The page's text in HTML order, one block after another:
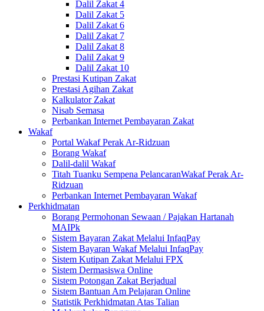
Dalil Zakat 4
Dalil Zakat 5
Dalil Zakat 6
Dalil Zakat 7
Dalil Zakat 8
Dalil Zakat 9
Dalil Zakat 10
Prestasi Kutipan Zakat
Prestasi Agihan Zakat
Kalkulator Zakat
Nisab Semasa
Perbankan Internet Pembayaran Zakat
Wakaf
Portal Wakaf Perak Ar-Ridzuan
Borang Wakaf
Dalil-dalil Wakaf
Titah Tuanku Sempena PelancaranWakaf Perak Ar-
Ridzuan
Perbankan Internet Pembayaran Wakaf
Perkhidmatan
Borang Permohonan Sewaan / Pajakan Hartanah
MAIPk
Sistem Bayaran Zakat Melalui InfaqPay
Sistem Bayaran Wakaf Melalui InfaqPay
Sistem Kutipan Zakat Melalui FPX
Sistem Dermasiswa Online
Sistem Potongan Zakat Berjadual
Sistem Bantuan Am Pelajaran Online
Statistik Perkhidmatan Atas Talian